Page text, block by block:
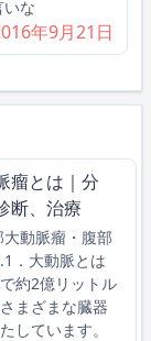
な
年9月21日
瘤とは｜分
断、治療
動脈瘤・腹部
．大動脈とは
約2億リットル
まざまな臓器
しています。